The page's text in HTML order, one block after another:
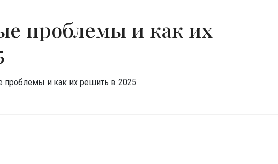
проблемы и как их
проблемы и как их решить в 2025